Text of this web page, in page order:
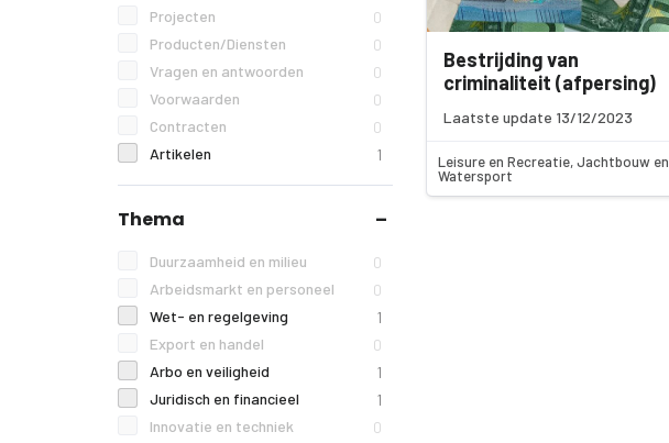
Projecten 0
Producten/Diensten 0
Vragen en antwoorden 0
Voorwaarden 0
Contracten 0
Artikelen 1
Thema
Duurzaamheid en milieu 0
Arbeidsmarkt en personeel 0
Wet- en regelgeving 1
Export en handel 0
Arbo en veiligheid 1
Juridisch en financieel 1
Innovatie en techniek 0
Bestrijding van
criminaliteit (afpersing)
Laatste update 13/12/2023
Leisure en Recreatie, Jachtbouw en
Watersport